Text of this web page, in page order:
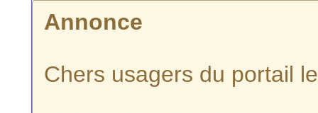
Annonce
Chers usagers du portail